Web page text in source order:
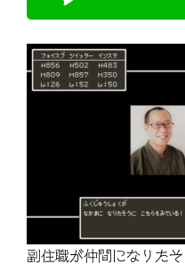
副住職が仲間になりた